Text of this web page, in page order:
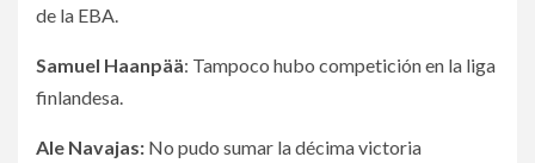
de la EBA.
Samuel Haanpää: Tampoco hubo competición en la liga
finlandesa.
Ale Navajas: No pudo sumar la décima victoria